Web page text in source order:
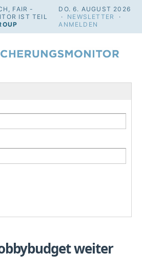
FAIR -
IST TEIL
DO. 6. AUGUST 2026
· NEWSLETTER
·
ANMELDEN
weiter